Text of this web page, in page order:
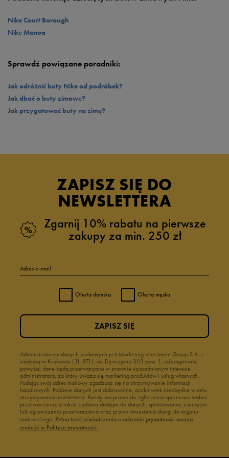
bierze udział w pełnej zwrotów akcji bitwie na śnieżki. O pewność
przyczepność do nawierzchni dba gumowa, odporna na ścieranie podeszwa
z głębokimi wypustkami, które zwiększają bezpieczeństwo w śliskich i
umieszczone są na każdym z rzepów.
Nike Court Borough
Nike Manoa
Sprawdź powiązane poradniki:
Jak odróżnić buty Nike od podróbek?
Jak dbać o buty zimowe?
Jak przygotować buty na zimę?
ZAPISZ SIĘ DO
NEWSLETTERA
Zgarnij 10% rabatu na pierwsze
zakupy za min. 250 zł
Adres e-mail
Oferta damska Oferta męska
Administratorem danych osobowych jest Marketing Investment Group S.A. z
siedzibą w Krakowie (31-871), os. Dywizjonu 303 paw. 1, udostępnione
powyżej dane będą przetwarzane w prawnie uzasadnionym interesie
administratora, za który uważa się marketing produktów i usług własnych.
Podając swój adres mailowy zgadzasz się na otrzymywanie informacji
handlowych. Podanie danych jest dobrowolne, aczkolwiek niezbędne w celu
otrzymywania newslettera. Każdy ma prawo do zgłoszenia sprzeciwu wobec
przetwarzania, a także żądania dostępu do danych, sprostowania, usunięcia
lub ograniczenia przetwarzania oraz prawo wniesienia skargi do organu
nadzorczego. Pełną treść oświadczenia o ochronie prywatności można
znaleźć w Polityce prywatności.
ZAPISZ SIĘ